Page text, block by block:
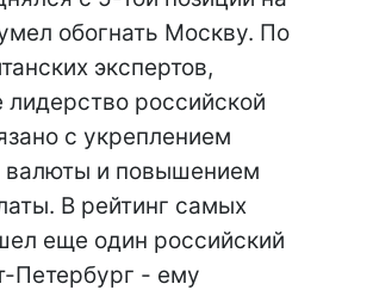
обогнать Москву. По
экспертов,
лидерство российской
с укреплением
валюты и повышением
В рейтинг самых
еще один российский
Петербург - ему